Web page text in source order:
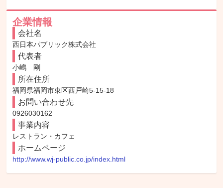
企業情報
会社名
西日本パブリック株式会社
代表者
小嶋　剛
所在住所
福岡県福岡市東区西戸崎5-15-18
お問い合わせ先
0926030162
事業内容
レストラン・カフェ
ホームページ
http://www.wj-public.co.jp/index.html